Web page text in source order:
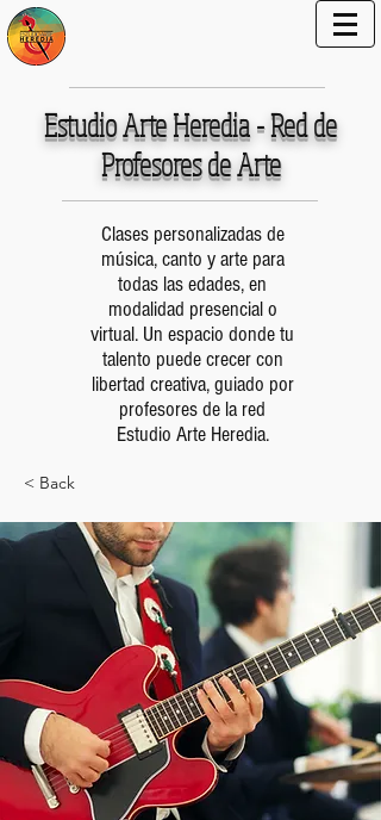
Estudio Arte Heredia - Red de
Profesores de Arte
Clases personalizadas de
música, canto y arte para
todas las edades, en
modalidad presencial o
virtual. Un espacio donde tu
talento puede crecer con
libertad creativa, guiado por
profesores de la red
Estudio Arte Heredia.
< Back